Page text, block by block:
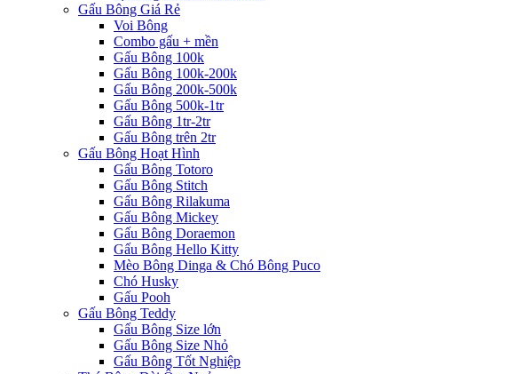
Gấu Bông Giá Rẻ
Voi Bông
Combo gấu + mền
Gấu Bông 100k
Gấu Bông 100k-200k
Gấu Bông 200k-500k
Gấu Bông 500k-1tr
Gấu Bông 1tr-2tr
Gấu Bông trên 2tr
Gấu Bông Hoạt Hình
Gấu Bông Totoro
Gấu Bông Stitch
Gấu Bông Rilakuma
Gấu Bông Mickey
Gấu Bông Doraemon
Gấu Bông Hello Kitty
Mèo Bông Dinga & Chó Bông Puco
Chó Husky
Gấu Pooh
Gấu Bông Teddy
Gấu Bông Size lớn
Gấu Bông Size Nhỏ
Gấu Bông Tốt Nghiệp